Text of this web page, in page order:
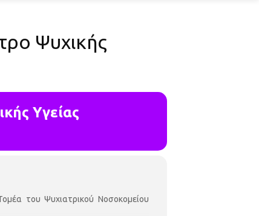
Ψυχικής
Υγείας
του Ψυχιατρικού Νοσοκομείου